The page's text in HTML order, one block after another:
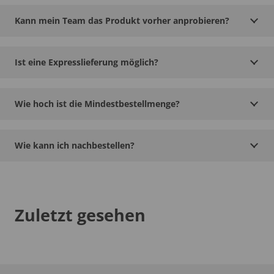
Kann mein Team das Produkt vorher anprobieren?
Ist eine Expresslieferung möglich?
Wie hoch ist die Mindestbestellmenge?
Wie kann ich nachbestellen?
Zuletzt gesehen